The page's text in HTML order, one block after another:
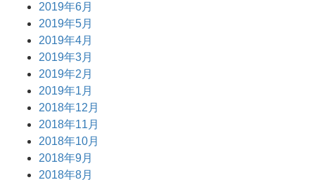
2019年6月
2019年5月
2019年4月
2019年3月
2019年2月
2019年1月
2018年12月
2018年11月
2018年10月
2018年9月
2018年8月